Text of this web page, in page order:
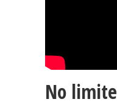
No limite